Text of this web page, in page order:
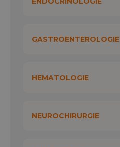
GASTROENTEROLOGIE
HEMATOLOGIE
NEUROCHIRURGIE